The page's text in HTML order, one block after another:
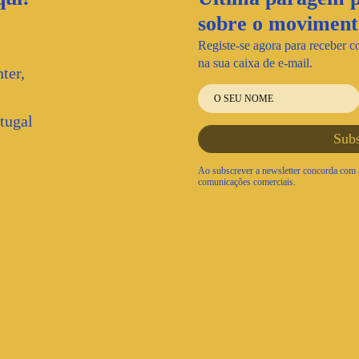
sobre o
Registe-se agora para receber
na sua caixa de e-mail.
Ao subscrever a newsletter concorda com
comunicações comerciais.